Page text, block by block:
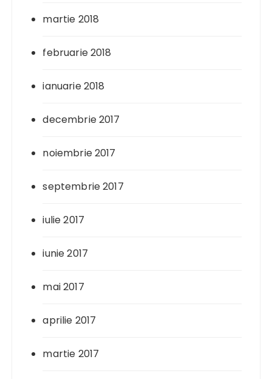
martie 2018
februarie 2018
ianuarie 2018
decembrie 2017
noiembrie 2017
septembrie 2017
iulie 2017
iunie 2017
mai 2017
aprilie 2017
martie 2017